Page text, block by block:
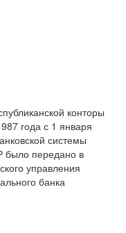
конторы
года с 1 января
системы
было передано в
управления
банка